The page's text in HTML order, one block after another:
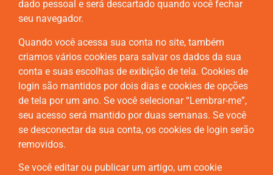
dado pessoal e será descartado quando você fechar
seu navegador.
Quando você acessa sua conta no site, também
criamos vários cookies para salvar os dados da sua
conta e suas escolhas de exibição de tela. Cookies de
login são mantidos por dois dias e cookies de opções
de tela por um ano. Se você selecionar “Lembrar-me”,
seu acesso será mantido por duas semanas. Se você
se desconectar da sua conta, os cookies de login serão
removidos.
Se você editar ou publicar um artigo, um cookie